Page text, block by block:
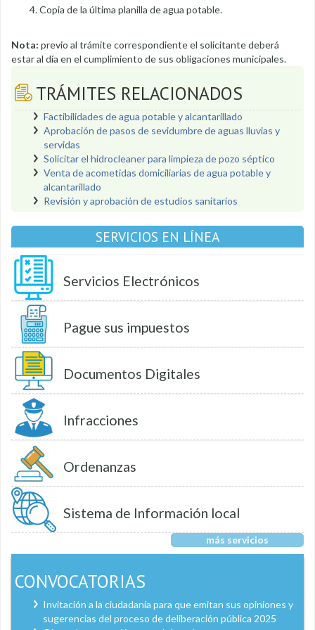
Copia de la última planilla de agua potable.
Nota: previo al trámite correspondiente el solicitante deberá
estar al día en el cumplimiento de sus obligaciones municipales.
TRÁMITES RELACIONADOS
Factibilidades de agua potable y alcantarillado
Aprobación de pasos de sevidumbre de aguas lluvias y
servidas
Solicitar el hidrocleaner para limpieza de pozo séptico
Venta de acometidas domiciliarias de agua potable y
alcantarillado
Revisión y aprobación de estudios sanitarios
SERVICIOS EN LÍNEA
Servicios Electrónicos
Pague sus impuestos
Documentos Digitales
Infracciones
Ordenanzas
Sistema de Información local
más servicios
CONVOCATORIAS
Invitación a la ciudadanía para que emitan sus opiniones y
sugerencias del proceso de deliberación pública 2025